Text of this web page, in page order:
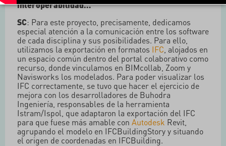
interoperabilidad…
SC: Para este proyecto, precisamente, dedicamos
especial atención a la comunicación entre los software
de cada disciplina y sus posibilidades. Para ello,
utilizamos la exportación en formatos IFC , alojados en
un espacio común dentro del portal colaborativo como
recurso, donde vinculamos en BIMcollab, Zoom y
Navisworks los modelados. Para poder visualizar los
IFC correctamente, se tuvo que hacer el ejercicio de
mejora con los desarrolladores de Buhodra
Ingeniería, responsables de la herramienta
Istram/Ispol, que adaptaron la exportación del IFC
para que fuese más amable con Autodesk Revit,
agrupando el modelo en IFCBuildingStory y situando
el origen de coordenadas en IFCBuilding.